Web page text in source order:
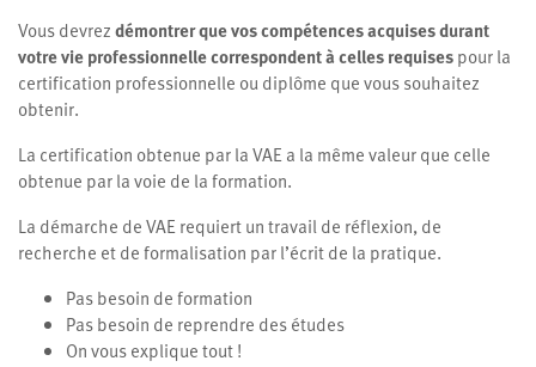
Vous devrezdémontrer que vos compétences acquises durant
votre vie professionnelle correspondent à celles requisespour la
certification professionnelle ou diplôme que vous souhaitez
obtenir.
La certification obtenue par la VAE a la même valeur que celle
obtenue par la voie de la formation.
La démarche de VAE requiert un travail de réflexion, de
recherche et de formalisation par l’écrit de la pratique.
Pas besoin de formation
Pas besoin de reprendre des études
On vous explique tout !